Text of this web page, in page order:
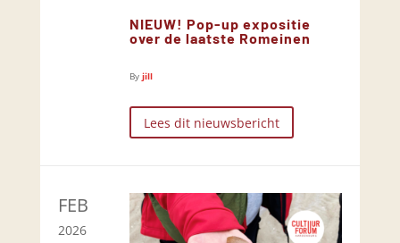
NIEUW! Pop-up expositie
over de laatste Romeinen
By jill
Lees dit nieuwsbericht
FEB
2026